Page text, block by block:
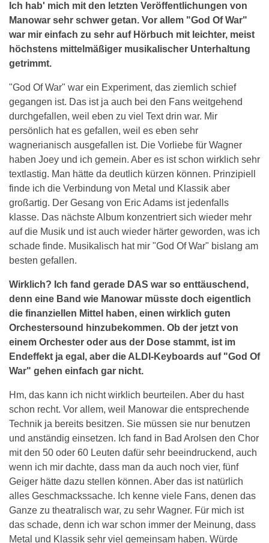
Ich hab' mich mit den letzten Veröffentlichungen von
Manowar sehr schwer getan. Vor allem "God Of War"
war mir einfach zu sehr auf Hörbuch mit leichter, meist
höchstens mittelmäßiger musikalischer Unterhaltung
getrimmt.
"God Of War" war ein Experiment, das ziemlich schief
gegangen ist. Das ist ja auch bei den Fans weitgehend
durchgefallen, weil eben zu viel Text drin war. Mir
persönlich hat es gefallen, weil es eben sehr
wagnerianisch ausgefallen ist. Die Vorliebe für Wagner
haben Joey und ich gemein. Aber es ist schon wirklich sehr
textlastig. Man hätte da deutlich kürzen können. Prinzipiell
finde ich die Verbindung von Metal und Klassik aber
großartig. Der Gesang von Eric Adams ist jedenfalls
klasse. Das nächste Album konzentriert sich wieder mehr
auf die Musik und ist auch wieder härter geworden, was ich
schade finde. Musikalisch hat mir "God Of War" bislang am
besten gefallen.
Wirklich? Ich fand gerade DAS war so enttäuschend,
denn eine Band wie Manowar müsste doch eigentlich
die finanziellen Mittel haben, einen wirklich guten
Orchestersound hinzubekommen. Ob der jetzt von
einem Orchester oder aus der Dose stammt, ist im
Endeffekt ja egal, aber die ALDI-Keyboards auf "God Of
War" gehen einfach gar nicht.
Hm, das kann ich nicht wirklich beurteilen. Aber du hast
schon recht. Vor allem, weil Manowar die entsprechende
Technik ja bereits besitzen. Sie müssen sie nur benutzen
und anständig einsetzen. Ich fand in Bad Arolsen den Chor
mit den 50 oder 60 Leuten dafür sehr beeindruckend, auch
wenn ich mir dachte, dass man da auch noch vier, fünf
Geiger hätte dazu stellen können. Aber das ist natürlich
alles Geschmackssache. Ich kenne viele Fans, denen das
Ganze zu theatralisch war, zu sehr Wagner. Für mich ist
das schade, denn ich war schon immer der Meinung, dass
Metal und Klassik sehr viel gemeinsam haben. Würde